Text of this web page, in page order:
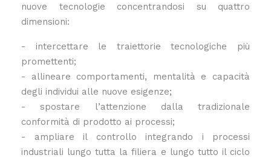
nuove tecnologie concentrandosi su quattro
dimensioni:
- intercettare le traiettorie tecnologiche più
promettenti;
- allineare comportamenti, mentalità e capacità
degli individui alle nuove esigenze;
- spostare l’attenzione dalla tradizionale
conformità di prodotto ai processi;
- ampliare il controllo integrando i processi
industriali lungo tutta la filiera e lungo tutto il ciclo